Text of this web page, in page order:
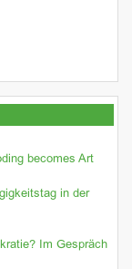
becomes Art
in der
Im Gespräch